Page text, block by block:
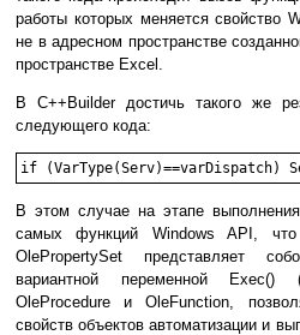
работы которых меняется свойство
не в адресном проcтранстве
пространстве Excel.
В С++Builder достичь такого же
следующего кода:
В этом случае на этапе
самых функций Windows API,
OlePropertySet представляет
вариантной переменной Exec()
OleProcedure и OleFunction,
свойств объектов автоматизации и